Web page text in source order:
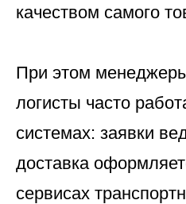
качеством самого
При этом
логисты часто
системах: заявки
доставка
сервисах